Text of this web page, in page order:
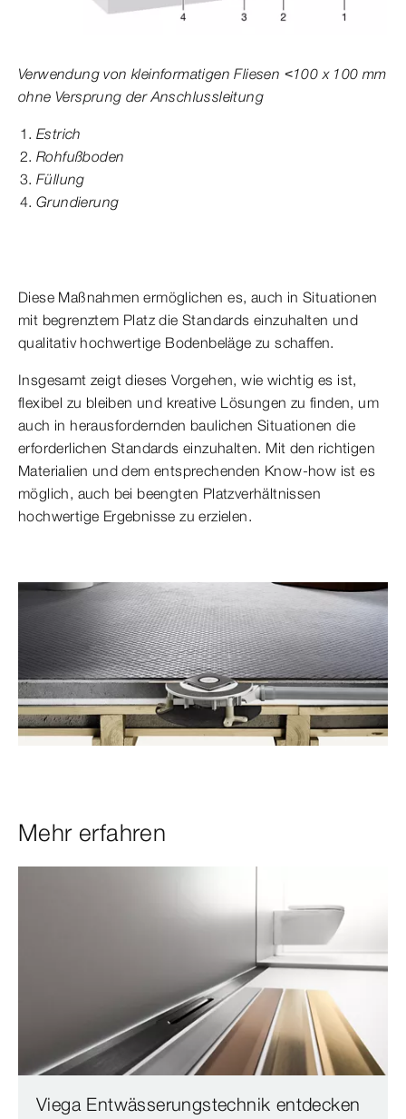
Verwendung von kleinformatigen Fliesen <100 x 100 mm
ohne Versprung der Anschlussleitung
Estrich
Rohfußboden
Füllung
Grundierung
Diese Maßnahmen ermöglichen es, auch in Situationen
mit begrenztem Platz die Standards einzuhalten und
qualitativ hochwertige Bodenbeläge zu schaffen.
Insgesamt zeigt dieses Vorgehen, wie wichtig es ist,
flexibel zu bleiben und kreative Lösungen zu finden, um
auch in herausfordernden baulichen Situationen die
erforderlichen Standards einzuhalten. Mit den richtigen
Materialien und dem entsprechenden Know-how ist es
möglich, auch bei beengten Platzverhältnissen
hochwertige Ergebnisse zu erzielen.
Mehr erfahren
Viega Entwässerungstechnik entdecken